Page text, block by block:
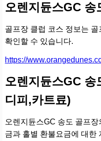
오렌지듄스GC 송
골프장 클럽 코스 정보는
확인할 수 있습니다.
https://
오렌지듄스GC 송
디피,카트료)
오렌지듄스GC 송도 골프
금과 홀별 환불요금에 대한